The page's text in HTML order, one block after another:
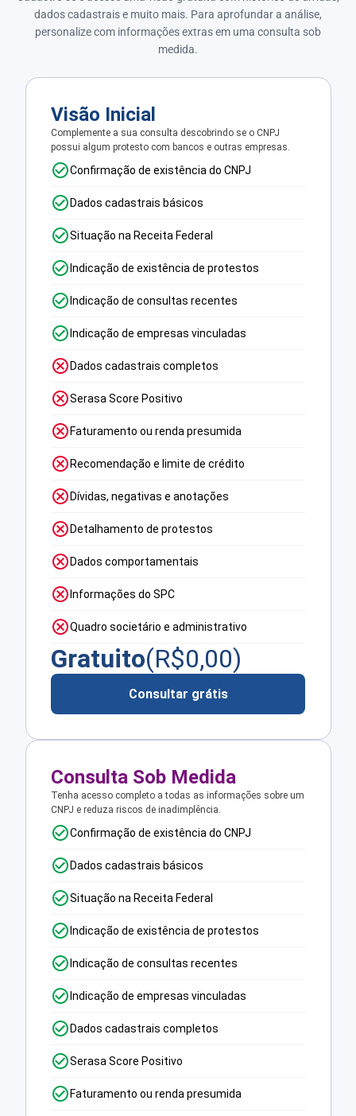
dados cadastrais e muito mais. Para aprofundar a análise,
personalize com informações extras em uma consulta sob
medida.
Visão Inicial
Complemente a sua consulta descobrindo se o CNPJ
possui algum protesto com bancos e outras empresas.
Confirmação de existência do CNPJ
Dados cadastrais básicos
Situação na Receita Federal
Indicação de existência de protestos
Indicação de consultas recentes
Indicação de empresas vinculadas
Dados cadastrais completos
Serasa Score Positivo
Faturamento ou renda presumida
Recomendação e limite de crédito
Dívidas, negativas e anotações
Detalhamento de protestos
Dados comportamentais
Informações do SPC
Quadro societário e administrativo
Gratuito(R$0,00)
Consultar grátis
Consulta Sob Medida
Tenha acesso completo a todas as informações sobre um
CNPJ e reduza riscos de inadimplência.
Confirmação de existência do CNPJ
Dados cadastrais básicos
Situação na Receita Federal
Indicação de existência de protestos
Indicação de consultas recentes
Indicação de empresas vinculadas
Dados cadastrais completos
Serasa Score Positivo
Faturamento ou renda presumida